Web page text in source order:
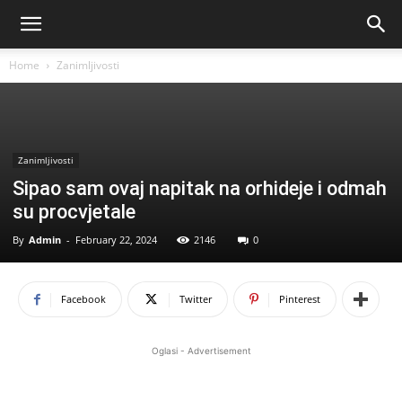
Home Zanimljivosti
Zanimljivosti
Sipao sam ovaj napitak na orhideje i odmah
su procvjetale
By Admin - February 22, 2024 2146 0
Facebook Twitter Pinterest
Oglasi - Advertisement